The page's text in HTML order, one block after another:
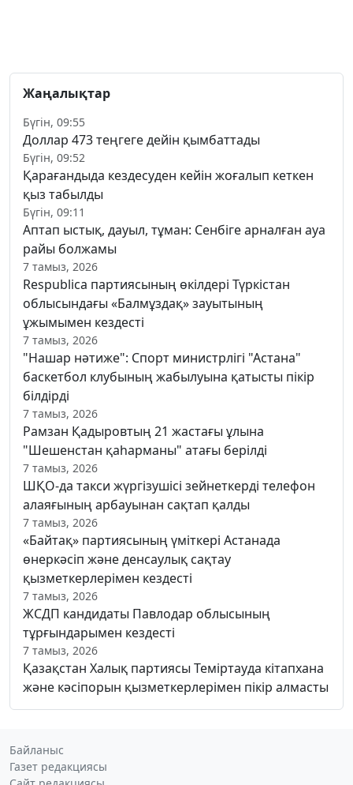
Жаңалықтар
Бүгін, 09:55
Доллар 473 теңгеге дейін қымбаттады
Бүгін, 09:52
Қарағандыда кездесуден кейін жоғалып кеткен
қыз табылды
Бүгін, 09:11
Аптап ыстық, дауыл, тұман: Сенбіге арналған ауа
райы болжамы
7 тамыз, 2026
Respublica партиясының өкілдері Түркістан
облысындағы «Балмұздақ» зауытының
ұжымымен кездесті
7 тамыз, 2026
"Нашар нәтиже": Спорт министрлігі "Астана"
баскетбол клубының жабылуына қатысты пікір
білдірді
7 тамыз, 2026
Рамзан Қадыровтың 21 жастағы ұлына
"Шешенстан қаһарманы" атағы берілді
7 тамыз, 2026
ШҚО-да такси жүргізушісі зейнеткерді телефон
алаяғының арбауынан сақтап қалды
7 тамыз, 2026
«Байтақ» партиясының үміткері Астанада
өнеркәсіп және денсаулық сақтау
қызметкерлерімен кездесті
7 тамыз, 2026
ЖСДП кандидаты Павлодар облысының
тұрғындарымен кездесті
7 тамыз, 2026
Қазақстан Халық партиясы Теміртауда кітапхана
және кәсіпорын қызметкерлерімен пікір алмасты
Байланыс
Газет редакциясы